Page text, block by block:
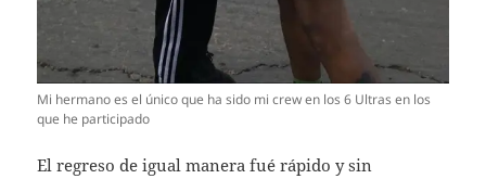
Mi hermano es el único que ha sido mi crew en los 6 Ultras en los
que he participado
El regreso de igual manera fué rápido y sin